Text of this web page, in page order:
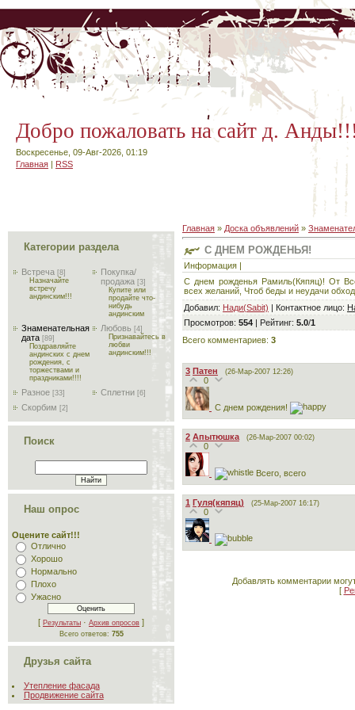
Добро пожаловать на сайт д.
Воскресенье, 09-Авг-2026, 01:19
Главная | RSS
Категории раздела
Встреча [8]
Назначайте
встречу
андинским!!!
Покупка/
продажа [3]
Купите или
продайте что-
нибудь
андинским
Знаменательная
дата [89]
Поздравляйте
андинских с днем
рождения, с
торжествами и
праздниками!!!!
Любовь [4]
Признавайтесь в
любви
андинским!!!
Разное [33] Сплетни [6]
Скорбим [2]
Поиск
Наш опрос
Оцените сайт!!!
Отлично
Хорошо
Нормально
Плохо
Ужасно
[ Результаты · Архив опросов ]
Всего ответов: 755
Друзья сайта
Утепление фасада
Продвижение сайта
Главная » Доска объявлений »
С ДНЕМ РОЖДЕНЬЯ!
Информация |
С днем рожденья Рамиль(Кяпяц)! От
всех желаний, Чтоб беды и неудачи
Добавил: Нади(Sabit) | Контактное лицо:
Просмотров: 554 | Рейтинг: 5.0/1
Всего комментариев: 3
3 Патен (26-Мар-2007 12:26)
0
С днем рождения!
2 Апытюшка (26-Мар-2007 00:02)
0
Всего, всего
1 Гуля(кяпяц) (25-Мар-2007 16:17)
0
Добавлять комментарии
[